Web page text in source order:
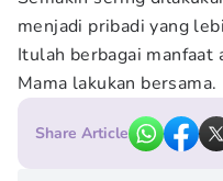
menjadi pribadi yang
Itulah berbagai manfaat
Mama lakukan bersama.
Share Article